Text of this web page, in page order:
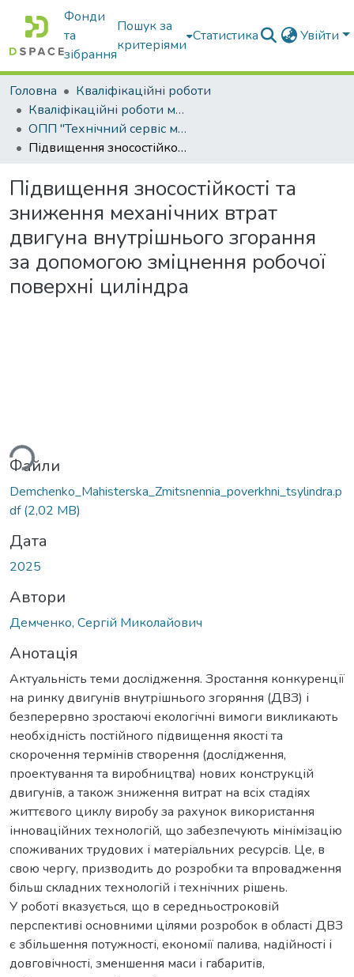
Фонди
та
зібрання
Пошук за
критеріями
Статистика Увійти
Головна
Кваліфікаційні роботи
Кваліфікаційні роботи магістрів
ОПП "Технічний сервіс машин та обладнання сільськогосподарського виробництва"
Підвищення зносостійкості та зниження механічних втрат двигуна внутрішнього згорання за допомогою зміцнення робочої поверхні циліндра
Підвищення зносостійкості та
зниження механічних втрат
двигуна внутрішнього згорання
за допомогою зміцнення робочої
поверхні циліндра
Вантажиться...
Файли
Demchenko_Mahisterska_Zmitsnennia_poverkhni_tsylindra.p
df(2,02 MB)
Дата
2025
Автори
Демченко, Сергій Миколайович
Анотація
Актуальність теми дослідження. Зростання конкуренції
на ринку двигунів внутрішнього згоряння (ДВЗ) і
безперервно зростаючі екологічні вимоги викликають
необхідність постійного підвищення якості та
скорочення термінів створення (дослідження,
проектування та виробництва) нових конструкцій
двигунів, а також зниження витрат на всіх стадіях
життєвого циклу виробу за рахунок використання
інноваційних технологій, що забезпечують мінімізацію
споживаних трудових і матеріальних ресурсів. Це, в
свою чергу, призводить до розробки та впровадження
більш складних технологій і технічних рішень.
У роботі вказується, що в середньостроковій
перспективі основними цілями розробок в області ДВЗ
є збільшення потужності, економії палива, надійності і
довговічності, зменшення маси і габаритів,